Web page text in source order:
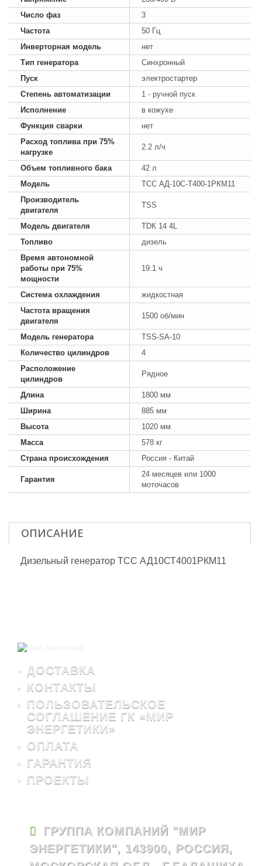
Число фаз
3
Частота
50 Гц
Инверторная модель
нет
Тип генератора
Синхронный
Пуск
электростартер
Степень автоматизации
1 - ручной пуск
Исполнение
в кожухе
Функция сварки
нет
Расход топлива при 75%
нагрузке
2.2 л/ч
Объем топливного бака
42 л
Модель
ТСС АД-10С-Т400-1РКМ11
Производитель
двигателя
TSS
Модель двигателя
TDК 14 4L
Топливо
дизель
Время автономной
работы при 75%
мощности
19.1 ч
Система охлаждения
жидкостная
Частота вращения
двигателя
1500 об/мин
Модель генератора
TSS-SA-10
Количество цилиндров
4
Расположение
цилиндров
Рядное
Длина
1800 мм
Ширина
885 мм
Высота
1020 мм
Масса
578 кг
Страна происхождения
Россия - Китай
Гарантия
24 месяцев или 1000
моточасов
ОПИСАНИЕ
Дизельный генератор ТСС АД10СТ4001РКМ11
ДОСТАВКА
КОНТАКТЫ
ПОЛЬЗОВАТЕЛЬСКОЕ
СОГЛАШЕНИЕ ГК «МИР
ЭНЕРГЕТИКИ»
ОПЛАТА
ГАРАНТИЯ
ПРОЕКТЫ
ГРУППА КОМПАНИЙ "МИР
ЭНЕРГЕТИКИ", 143900, РОССИЯ,